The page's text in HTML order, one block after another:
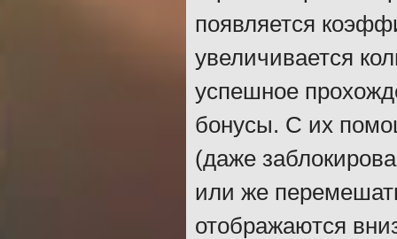
появляется
увеличивается
успешное
бонусы. С их
(даже
или же
отображаются